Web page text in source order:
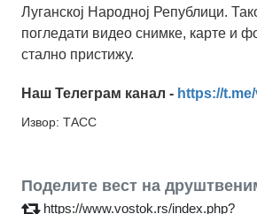
Луганској Народној Републици.
погледати видео снимке, карте и
стално пристижу.
Наш Телеграм канал - https://
Извор: ТАСС
Поделите вест на
https://www.vostok.rs/index.php?